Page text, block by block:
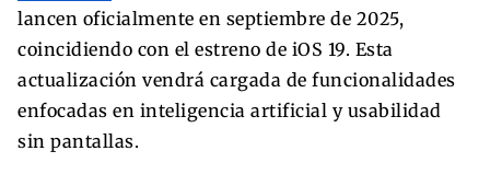
lancen oficialmente en septiembre de 2025,
coincidiendo con el estreno de iOS 19. Esta
actualización vendrá cargada de funcionalidades
enfocadas en inteligencia artificial y usabilidad
sin pantallas.